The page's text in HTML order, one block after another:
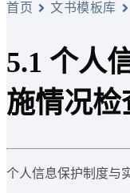
首页 文书模板库
5.1 个人
施情况检
个人信息保护制度与